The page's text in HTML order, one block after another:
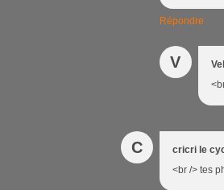
Répondre
V
C
cricri le
<br /> tes